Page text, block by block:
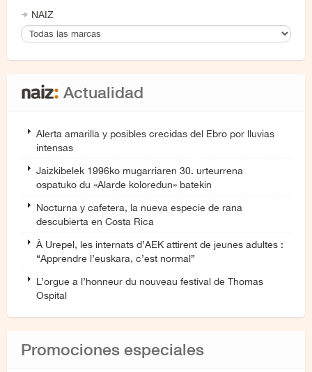
NAIZ
Actualidad
Alerta amarilla y posibles crecidas del Ebro por lluvias
intensas
Jaizkibelek 1996ko mugarriaren 30. urteurrena
ospatuko du «Alarde koloredun» batekin
Nocturna y cafetera, la nueva especie de rana
descubierta en Costa Rica
À Urepel, les internats d’AEK attirent de jeunes adultes :
“Apprendre l’euskara, c’est normal”
L’orgue a l’honneur du nouveau festival de Thomas
Ospital
Promociones especiales